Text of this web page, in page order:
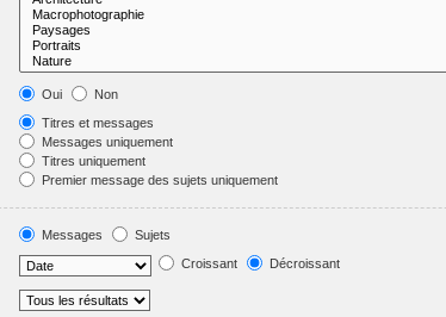
Oui
Non
Titres et messages
Messages uniquement
Titres uniquement
Premier message des sujets uniquement
Messages
Sujets
Croissant Décroissant